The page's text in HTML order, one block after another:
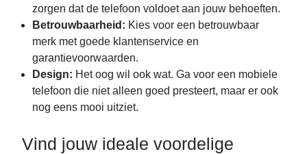
zorgen dat de telefoon voldoet aan jouw behoeften.
Betrouwbaarheid: Kies voor een betrouwbaar
merk met goede klantenservice en
garantievoorwaarden.
Design: Het oog wil ook wat. Ga voor een mobiele
telefoon die niet alleen goed presteert, maar er ook
nog eens mooi uitziet.
Vind jouw ideale voordelige